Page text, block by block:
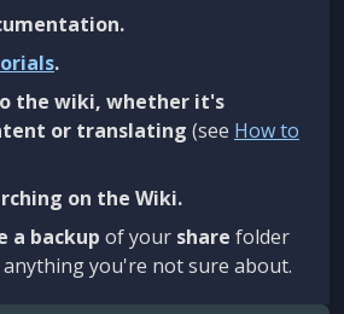
.
the wiki, whether it's
or translating (see How to
on the Wiki.
a backup of your share folder
you're not sure about.